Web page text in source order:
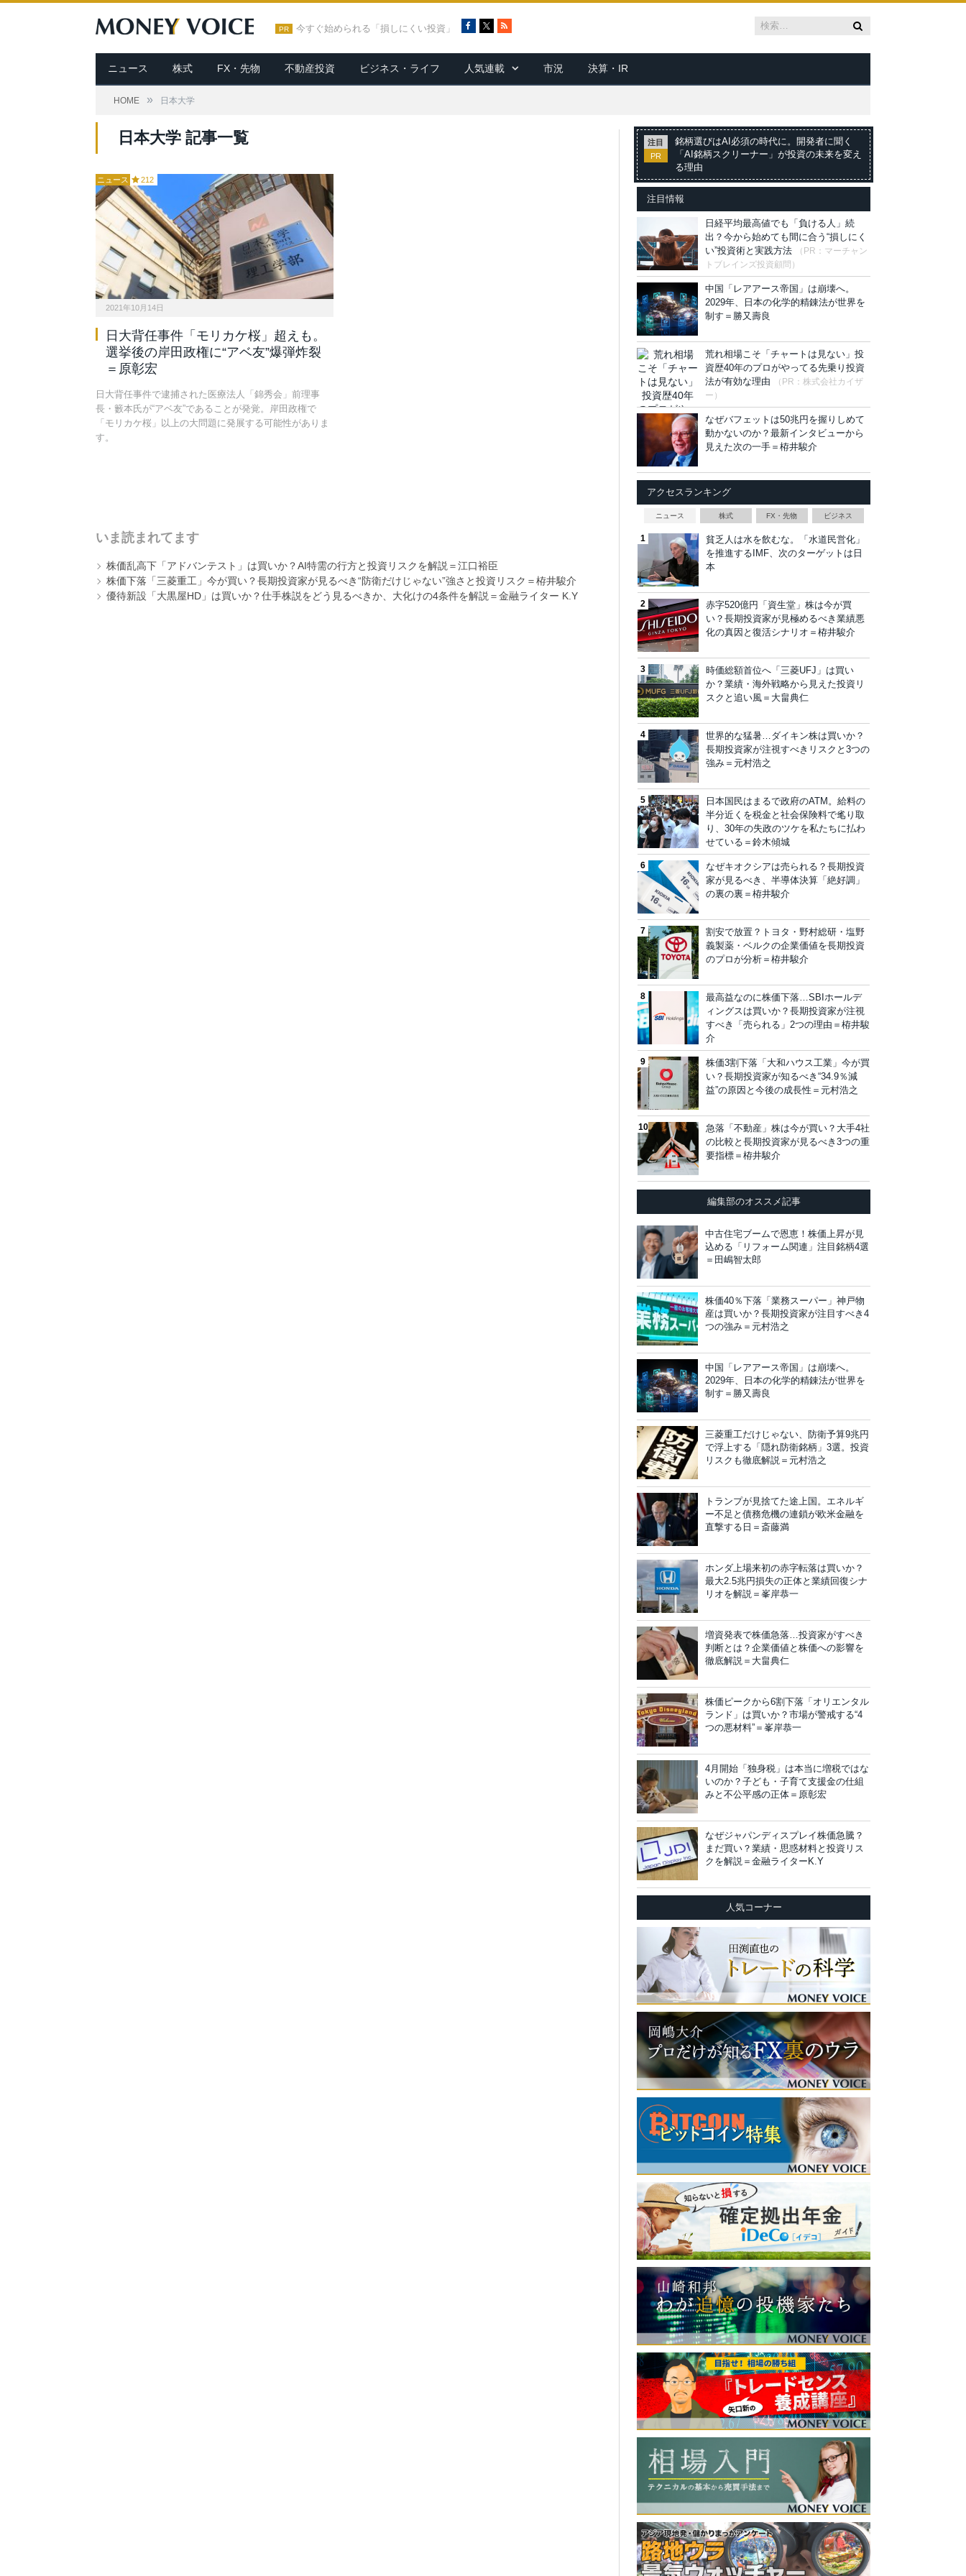
PR 今すぐ始められる「損しにくい投資」
c
e
b
R
S
ニュース 株式 FX・先物 不動産投資 ビジネス・ライフ 人気連載 市況 決算・IR
HOME » 日本大学
日本大学 記事一覧
ニュース 212
2021年10月14日
日大背任事件「モリカケ桜」超えも。
選挙後の岸田政権に“アベ友”爆弾炸裂
＝原彰宏
日大背任事件で逮捕された医療法人「錦秀会」前理事
長・籔本氏が“アベ友”であることが発覚。岸田政権で
「モリカケ桜」以上の大問題に発展する可能性がありま
す。
いま読まれてます
株価乱高下「アドバンテスト」は買いか？AI特需の行方と投資リスクを解説＝江口裕臣
株価下落「三菱重工」今が買い？長期投資家が見るべき“防衛だけじゃない”強さと投資リスク＝栫井駿介
優待新設「大黒屋HD」は買いか？仕手株説をどう見るべきか、大化けの4条件を解説＝金融ライター K.Y
注目
PR
銘柄選びはAI必須の時代に。開発者に聞く
「AI銘柄スクリーナー」が投資の未来を変え
る理由
注目情報
日経平均最高値でも「負ける人」続
出？今から始めても間に合う“損しにく
い”投資術と実践方法
（PR：マーチャン
トブレインズ投資顧問）
中国「レアアース帝国」は崩壊へ。
2029年、日本の化学的精錬法が世界を
制す＝勝又壽良
荒れ相場こそ「チャートは見ない」投
資歴40年のプロがやってる先乗り投資
法が有効な理由
（PR：株式会社カイザ
ー）
なぜバフェットは50兆円を握りしめて
動かないのか？最新インタビューから
見えた次の一手＝栫井駿介
アクセスランキング
ニュース 株式 FX・先物 ビジネス
貧乏人は水を飲むな。「水道民営化」
を推進するIMF、次のターゲットは日
本
赤字520億円「資生堂」株は今が買
い？長期投資家が見極めるべき業績悪
化の真因と復活シナリオ＝栫井駿介
時価総額首位へ「三菱UFJ」は買い
か？業績・海外戦略から見えた投資リ
スクと追い風＝大畠典仁
世界的な猛暑…ダイキン株は買いか？
長期投資家が注視すべきリスクと3つの
強み＝元村浩之
日本国民はまるで政府のATM。給料の
半分近くを税金と社会保険料で毟り取
り、30年の失政のツケを私たちに払わ
せている＝鈴木傾城
なぜキオクシアは売られる？長期投資
家が見るべき、半導体決算「絶好調」
の裏の裏＝栫井駿介
割安で放置？トヨタ・野村総研・塩野
義製薬・ベルクの企業価値を長期投資
のプロが分析＝栫井駿介
最高益なのに株価下落…SBIホールデ
ィングスは買いか？長期投資家が注視
すべき「売られる」2つの理由＝栫井駿
介
株価3割下落「大和ハウス工業」今が買
い？長期投資家が知るべき“34.9％減
益”の原因と今後の成長性＝元村浩之
急落「不動産」株は今が買い？大手4社
の比較と長期投資家が見るべき3つの重
要指標＝栫井駿介
編集部のオススメ記事
中古住宅ブームで恩恵！株価上昇が見
込める「リフォーム関連」注目銘柄4選
＝田嶋智太郎
株価40％下落「業務スーパー」神戸物
産は買いか？長期投資家が注目すべき4
つの強み＝元村浩之
中国「レアアース帝国」は崩壊へ。
2029年、日本の化学的精錬法が世界を
制す＝勝又壽良
三菱重工だけじゃない、防衛予算9兆円
で浮上する「隠れ防衛銘柄」3選。投資
リスクも徹底解説＝元村浩之
トランプが見捨てた途上国。エネルギ
ー不足と債務危機の連鎖が欧米金融を
直撃する日＝斎藤満
ホンダ上場来初の赤字転落は買いか？
最大2.5兆円損失の正体と業績回復シナ
リオを解説＝峯岸恭一
増資発表で株価急落…投資家がすべき
判断とは？企業価値と株価への影響を
徹底解説＝大畠典仁
株価ピークから6割下落「オリエンタル
ランド」は買いか？市場が警戒する“4
つの悪材料”＝峯岸恭一
4月開始「独身税」は本当に増税ではな
いのか？子ども・子育て支援金の仕組
みと不公平感の正体＝原彰宏
なぜジャパンディスプレイ株価急騰？
まだ買い？業績・思惑材料と投資リス
クを解説＝金融ライターK.Y
人気コーナー